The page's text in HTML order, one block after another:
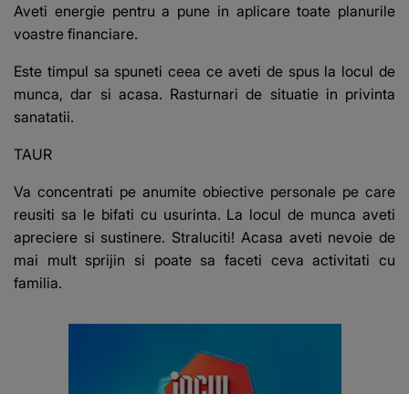
Aveti energie pentru a pune in aplicare toate planurile
voastre financiare.
Este timpul sa spuneti ceea ce aveti de spus la locul de
munca, dar si acasa. Rasturnari de situatie in privinta
sanatatii.
TAUR
Va concentrati pe anumite obiective personale pe care
reusiti sa le bifati cu usurinta. La locul de munca aveti
apreciere si sustinere. Straluciti! Acasa aveti nevoie de
mai mult sprijin si poate sa faceti ceva activitati cu
familia.